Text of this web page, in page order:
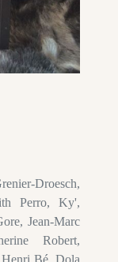
Droesch,
Perro, Ky',
Jean-Marc
Robert,